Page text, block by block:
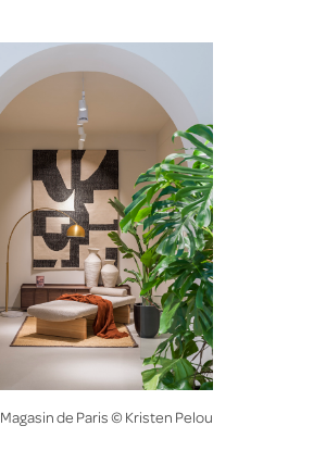
Magasin de Paris © Kristen Pelou